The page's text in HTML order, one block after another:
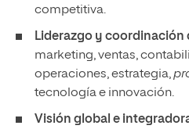
competitiva.
Liderazgo y coordinación
marketing, ventas,
operaciones, estrategia,
tecnología e innovación.
Visión global e